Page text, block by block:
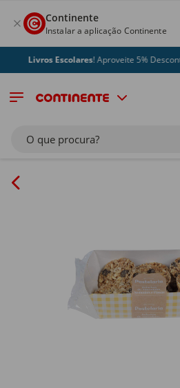
Continente
Instalar a aplicação Continente
Livros Escolares! Aproveite 5%
O que procura?